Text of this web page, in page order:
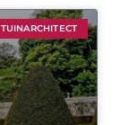
TUINARCHITECT